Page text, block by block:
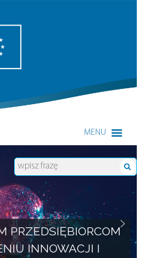
MENU
PRZEDSIĘBIORCOM
INNOWACJI I